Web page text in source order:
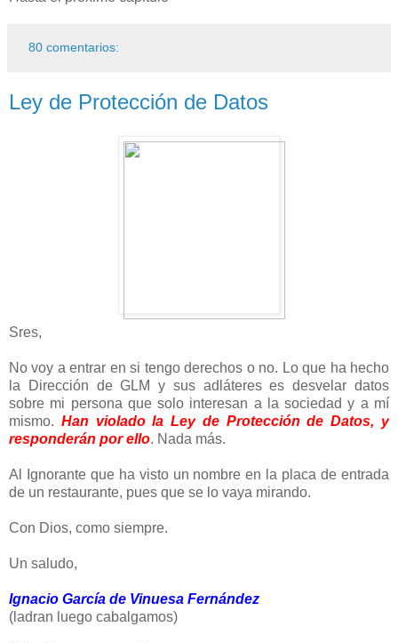
80 comentarios:
Ley de Protección de Datos
Sres,
No voy a entrar en si tengo derechos o no. Lo que ha hecho
la Dirección de GLM y sus adláteres es desvelar datos
sobre mi persona que solo interesan a la sociedad y a mí
mismo. Han violado la Ley de Protección de Datos, y
responderán por ello. Nada más.
Al Ignorante que ha visto un nombre en la placa de entrada
de un restaurante, pues que se lo vaya mirando.
Con Dios, como siempre.
Un saludo,
Ignacio García de Vinuesa Fernández
(ladran luego cabalgamos)